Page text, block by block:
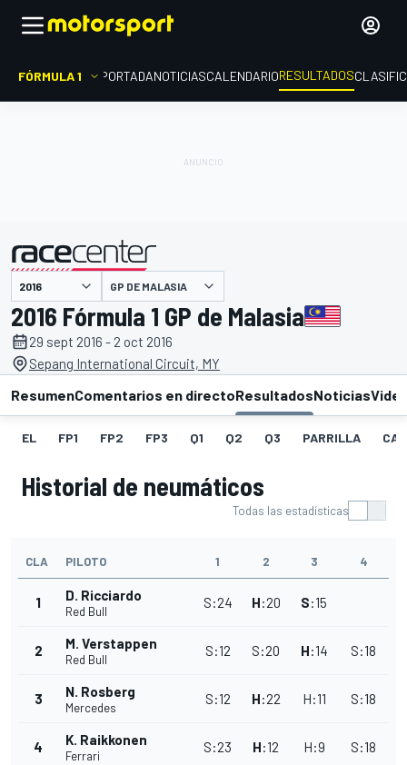
FÓRMULA 1 PORTADANOTICIASCALENDARIORESULTADOS
presentado por GP DE MALASIA
2016 Fórmula 1 GP de Malasia
29 sept 2016 - 2 oct 2016
Sepang International Circuit, MY
ResumenComentarios en directoResultadosNoticias
EL FP1 FP2 FP3 Q1 Q2 Q3 PARRILLA
Historial de neumáticos
Todas las estadísticas
CLA PILOTO 1 2 3 4
1 D. Ricciardo
Red Bull
S:24 H:20 S:15
2 M. Verstappen
Red Bull
S:12 S:20 H:14 S:18
3 N. Rosberg
Mercedes
S:12 H:22 H:11 S:18
4 K. Raikkonen
Ferrari
S:23 H:12 H:9 S:18